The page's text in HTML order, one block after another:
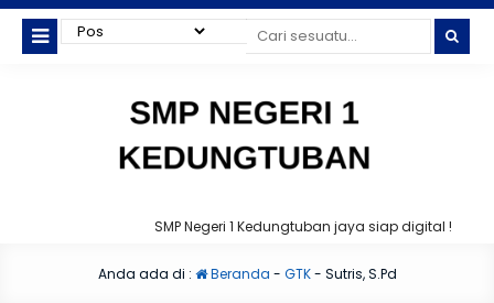
SMP Negeri 1 Kedungtuban jaya siap digital !
Anda ada di : Beranda - GTK- Sutris, S.Pd